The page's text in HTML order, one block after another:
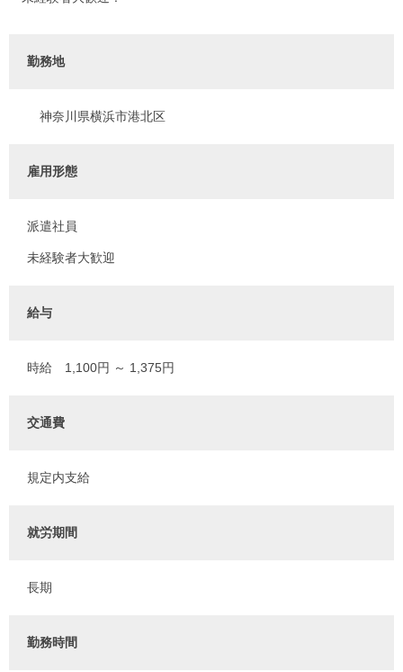
勤務地
神奈川県横浜市港北区
雇用形態
派遣社員
未経験者大歓迎
給与
時給 1,100円 ～ 1,375円
交通費
規定内支給
就労期間
長期
勤務時間